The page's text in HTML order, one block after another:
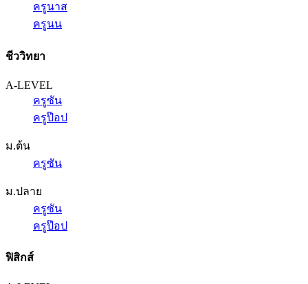
ครูนาส
ครูนน
ชีววิทยา
A-LEVEL
ครูซัน
ครูป๊อป
ม.ต้น
ครูซัน
ม.ปลาย
ครูซัน
ครูป๊อป
ฟิสิกส์